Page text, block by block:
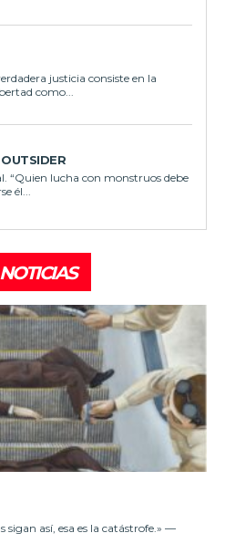
justicia consiste en la
como...
“Quien lucha con monstruos debe
él...
sigan así, esa es la catástrofe.» —